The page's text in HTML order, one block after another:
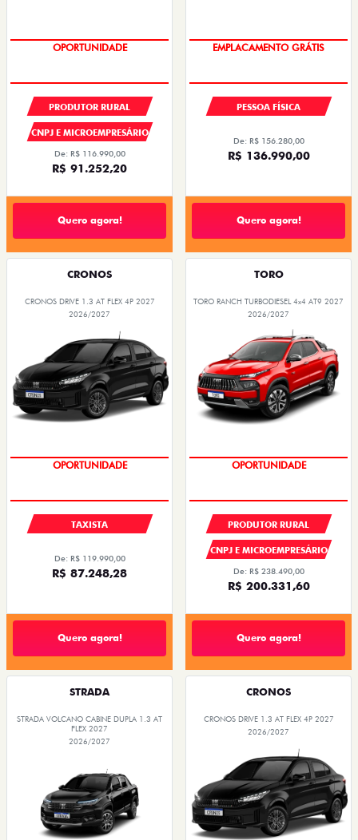
PREÇOS REDUZIDOS
PRODUTOR RURAL
CNPJ E MICROEMPRESÁRIO
De: R$ 116.990,00
R$ 91.252,20
Quero agora!
OPORTUNIDADE
PESSOA FÍSICA
De: R$ 156.280,00
R$ 136.990,00
Quero agora!
CRONOS
CRONOS DRIVE 1.3 AT FLEX 4P 2027
2026/2027
PREÇOS REDUZIDOS
TAXISTA
De: R$ 119.990,00
R$ 87.248,28
Quero agora!
TORO
TORO RANCH TURBODIESEL 4x4 AT9 2027
2026/2027
PREÇOS REDUZIDOS
PRODUTOR RURAL
CNPJ E MICROEMPRESÁRIO
De: R$ 238.490,00
R$ 200.331,60
Quero agora!
STRADA
STRADA VOLCANO CABINE DUPLA 1.3 AT
FLEX 2027
2026/2027
CRONOS
CRONOS DRIVE 1.3 AT FLEX 4P 2027
2026/2027